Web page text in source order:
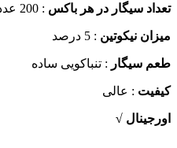
سیگار در هر باکس: 200 عدد ( 10 بسته 20 تایی)
نیکوتین: 5 درصد
سیگار: تنباکویی ساده
: عالی
√